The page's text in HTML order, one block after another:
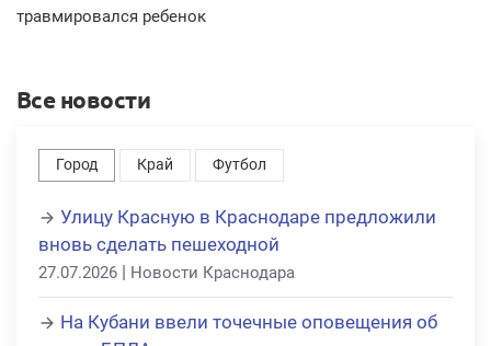
травмировался ребенок
Все новости
Город Край Футбол
Улицу Красную в Краснодаре предложили
вновь сделать пешеходной
27.07.2026 | Новости Краснодара
На Кубани ввели точечные оповещения об